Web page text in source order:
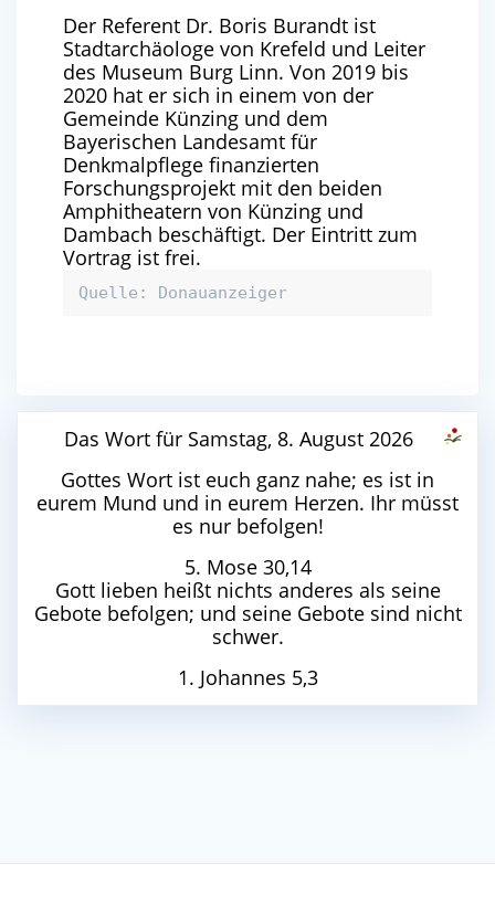
Der Referent Dr. Boris Burandt ist
Stadtarchäologe von Krefeld und Leiter
des Museum Burg Linn. Von 2019 bis
2020 hat er sich in einem von der
Gemeinde Künzing und dem
Bayerischen Landesamt für
Denkmalpflege finanzierten
Forschungsprojekt mit den beiden
Amphitheatern von Künzing und
Dambach beschäftigt. Der Eintritt zum
Vortrag ist frei.
Quelle: Donauanzeiger
Das Wort für Samstag, 8. August 2026
Gottes Wort ist euch ganz nahe; es ist in
eurem Mund und in eurem Herzen. Ihr müsst
es nur befolgen!
5. Mose 30,14
Gott lieben heißt nichts anderes als seine
Gebote befolgen; und seine Gebote sind nicht
schwer.
1. Johannes 5,3